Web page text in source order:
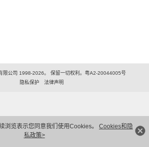
浏览表示您同意我们使用Cookies。 Cookies和隐
私政策>
限公司 1998-2026。 保留一切权利。粤A2-20044005号
隐私保护
法律声明